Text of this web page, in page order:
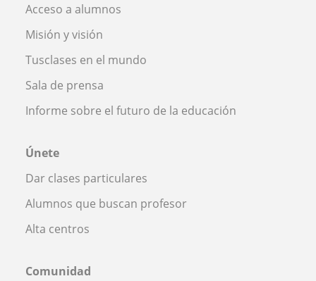
Acceso a alumnos
Misión y visión
Tusclases en el mundo
Sala de prensa
Informe sobre el futuro de la educación
Únete
Dar clases particulares
Alumnos que buscan profesor
Alta centros
Comunidad